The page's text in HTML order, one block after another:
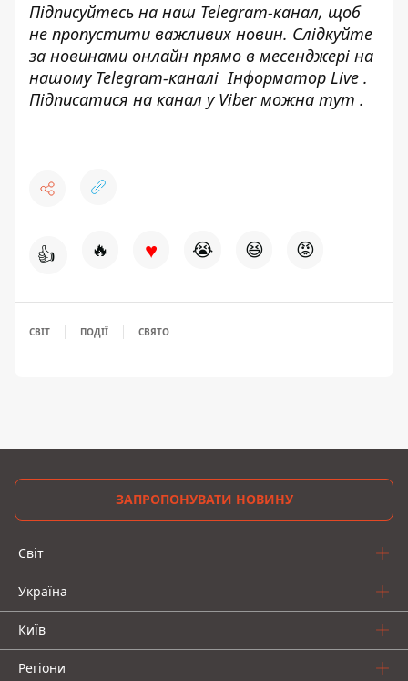
Підписуйтесь на наш Telegram-канал, щоб
не пропустити важливих новин. Слідкуйте
за новинами онлайн прямо в месенджері на
нашому Telegram-каналіІнформатор Live .
Підписатися на канал у Viber можна тут .
👍 🔥 ♥ 😭 😆 😡
СВІТ ПОДІЇ СВЯТО
ЗАПРОПОНУВАТИ НОВИНУ
Світ
Україна
Київ
Регіони